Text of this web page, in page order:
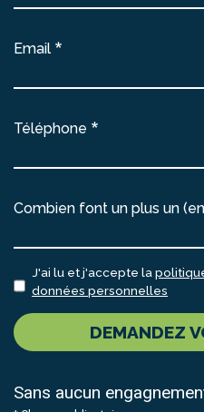
Email
Téléphone
Combien font un plus un
J'ai lu et j'accepte la
données personnelles
DEMANDEZ
Sans aucun